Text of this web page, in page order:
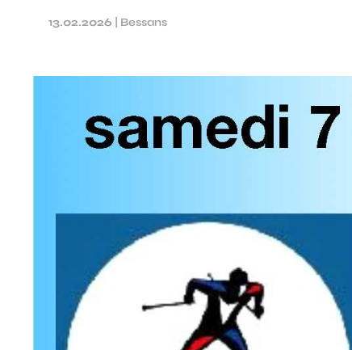
13.02.2026 Bessans